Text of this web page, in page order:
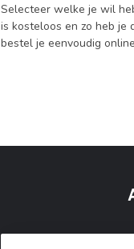
Selecteer welke je wil
is kosteloos en zo heb je
bestel je eenvoudig